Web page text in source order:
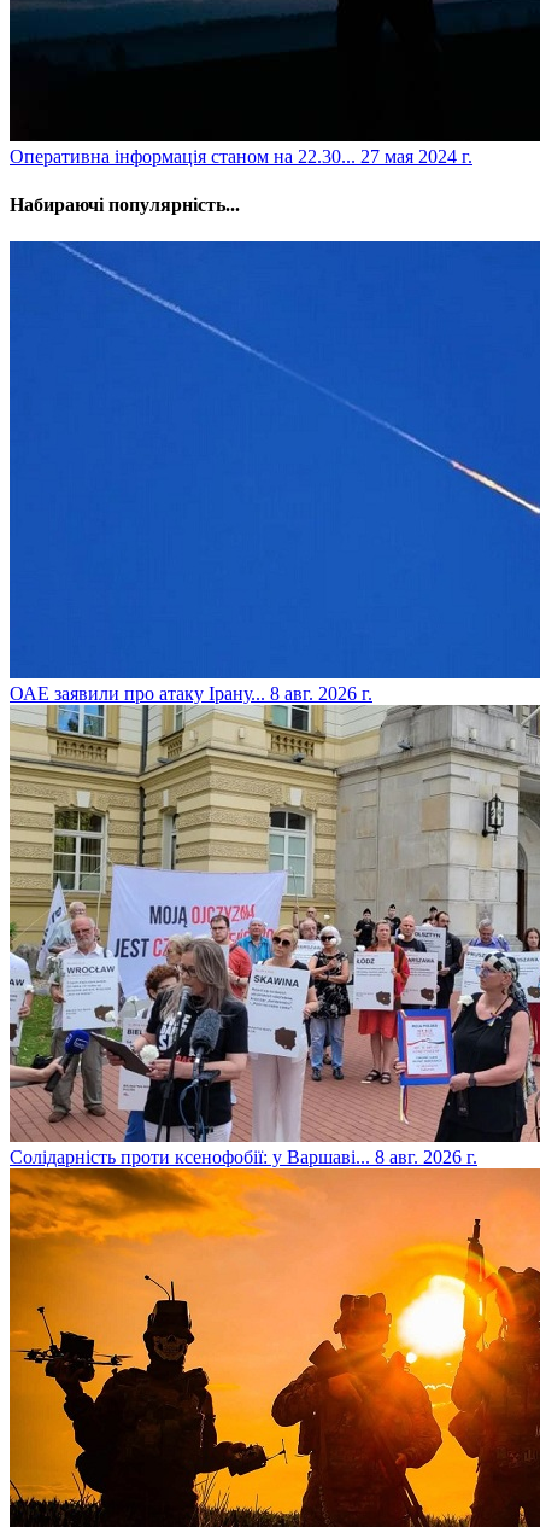
​Оперативна інформація станом на 22.30... 27 мая 2024 г.
Набираючі популярність...
​ОАЕ заявили про атаку Ірану... 8 авг. 2026 г.
​Солідарність проти ксенофобії: у Варшаві... 8 авг. 2026 г.